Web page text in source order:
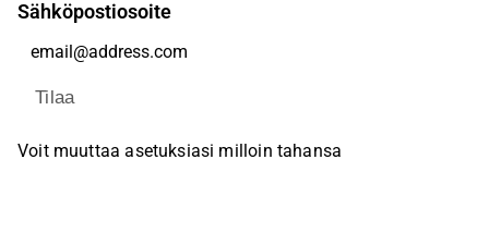
Sähköpostiosoite
Tilaa
Voit muuttaa asetuksiasi milloin tahansa